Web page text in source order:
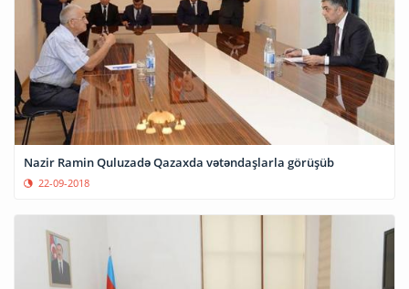
Nazir Ramin Quluzadə Qazaxda vətəndaşlarla görüşüb
22-09-2018